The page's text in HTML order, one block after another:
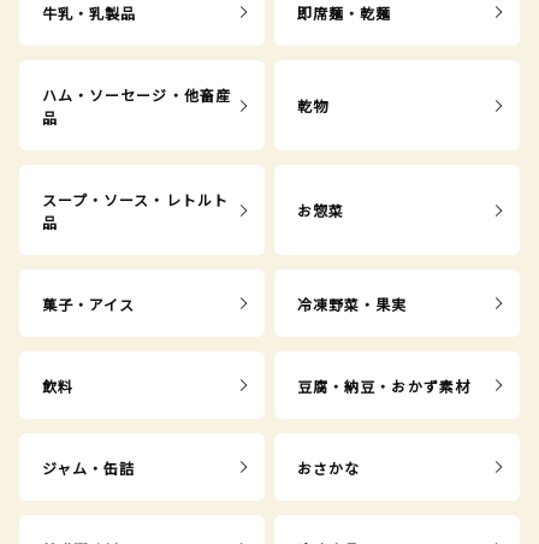
牛乳・乳製品 即席麺・乾麺
ハム・ソーセージ・他畜産
品
乾物
スープ・ソース・レトルト
品
お惣菜
菓子・アイス 冷凍野菜・果実
飲料 豆腐・納豆・おかず素材
ジャム・缶詰 おさかな